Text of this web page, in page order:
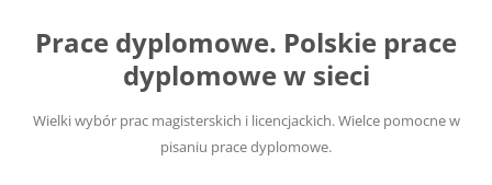
treści
Prace dyplomowe. Polskie prace
dyplomowe w sieci
Wielki wybór prac magisterskich i licencjackich. Wielce pomocne w
pisaniu prace dyplomowe.